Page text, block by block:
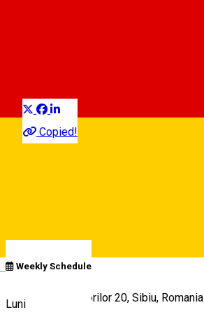
Deutsch
Copied!
00:00 - 00:00
Weekly Schedule
Luni
Strada Constructorilor 20, Sibiu, Romania